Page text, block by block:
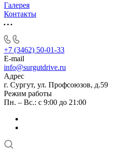
Галерея
Контакты
+7 (3462) 50-01-33
E-mail
info@surgutdrive.ru
Адрес
г. Сургут, ул. Профсоюзов, д.59
Режим работы
Пн. – Вс.: с 9:00 до 21:00